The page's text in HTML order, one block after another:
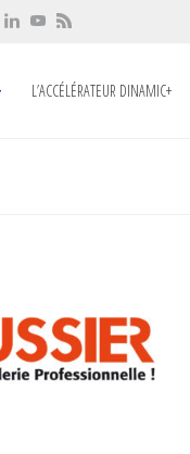
L’ACCÉLÉRATEUR DINAMIC+